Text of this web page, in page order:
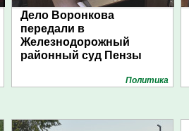
Дело Воронкова
передали в
Железнодорожный
районный суд Пензы
Политика